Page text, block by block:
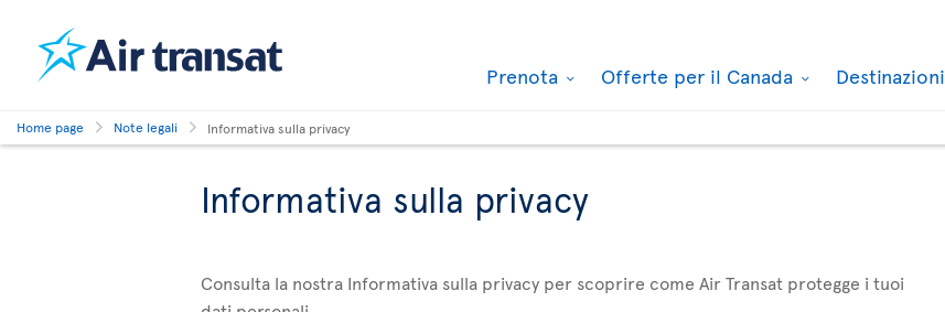
Prenota Offerte per il Canada Destinazioni
Home page Note legali Informativa sulla privacy
Informativa sulla privacy
Consulta la nostra Informativa sulla privacy per scoprire come Air Transat protegge i tuoi